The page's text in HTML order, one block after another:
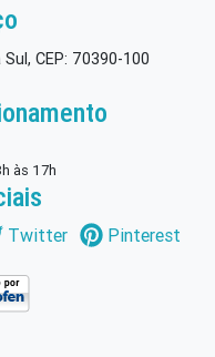
CEP: 70390-100
às 17h
Twitter Pinterest